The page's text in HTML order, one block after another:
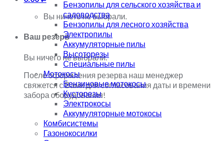
Вы ничего не выбрали.
Ваш резерв
Вы ничего не выбрали.
После оформления резерва наш менеджер
свяжется с Вами для согласования даты и времени
забора оборудования!
Бензопилы для сельского хозяйства и
садоводства
Бензопилы для лесного хозяйства
Электропилы
Аккумуляторные пилы
Высоторезы
Специальные пилы
Мотокосы
Бензиновые мотокосы
Кусторезы
Электрокосы
Аккумуляторные мотокосы
Комбисистемы
Газонокосилки